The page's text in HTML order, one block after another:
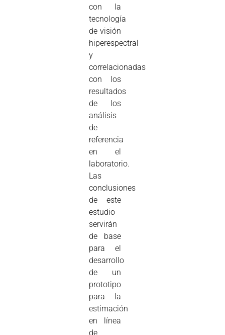
con la
tecnología
de visión
hiperespectral
y
correlacionadas
con los
resultados
de los
análisis
de
referencia
en el
laboratorio.
Las
conclusiones
de este
estudio
servirán
de base
para el
desarrollo
de un
prototipo
para la
estimación
en línea
de